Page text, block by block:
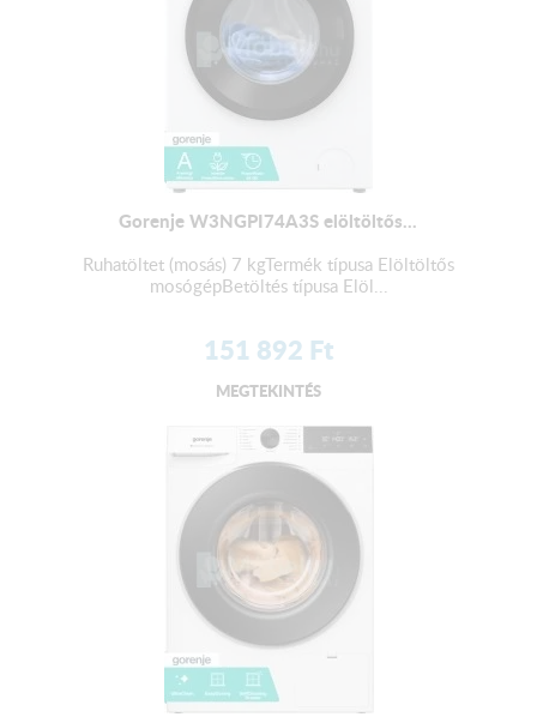
Gorenje W3NGPI74A3S elöltöltős...
Ruhatöltet (mosás) 7 kgTermék típusa Elöltöltős
mosógépBetöltés típusa Elöl...
151 892 Ft
MEGTEKINTÉS